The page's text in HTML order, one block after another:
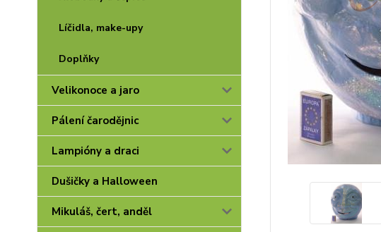
Líčidla, make-upy
Doplňky
Velikonoce a jaro
Pálení čarodějnic
Lampióny a draci
Dušičky a Halloween
Mikuláš, čert, anděl